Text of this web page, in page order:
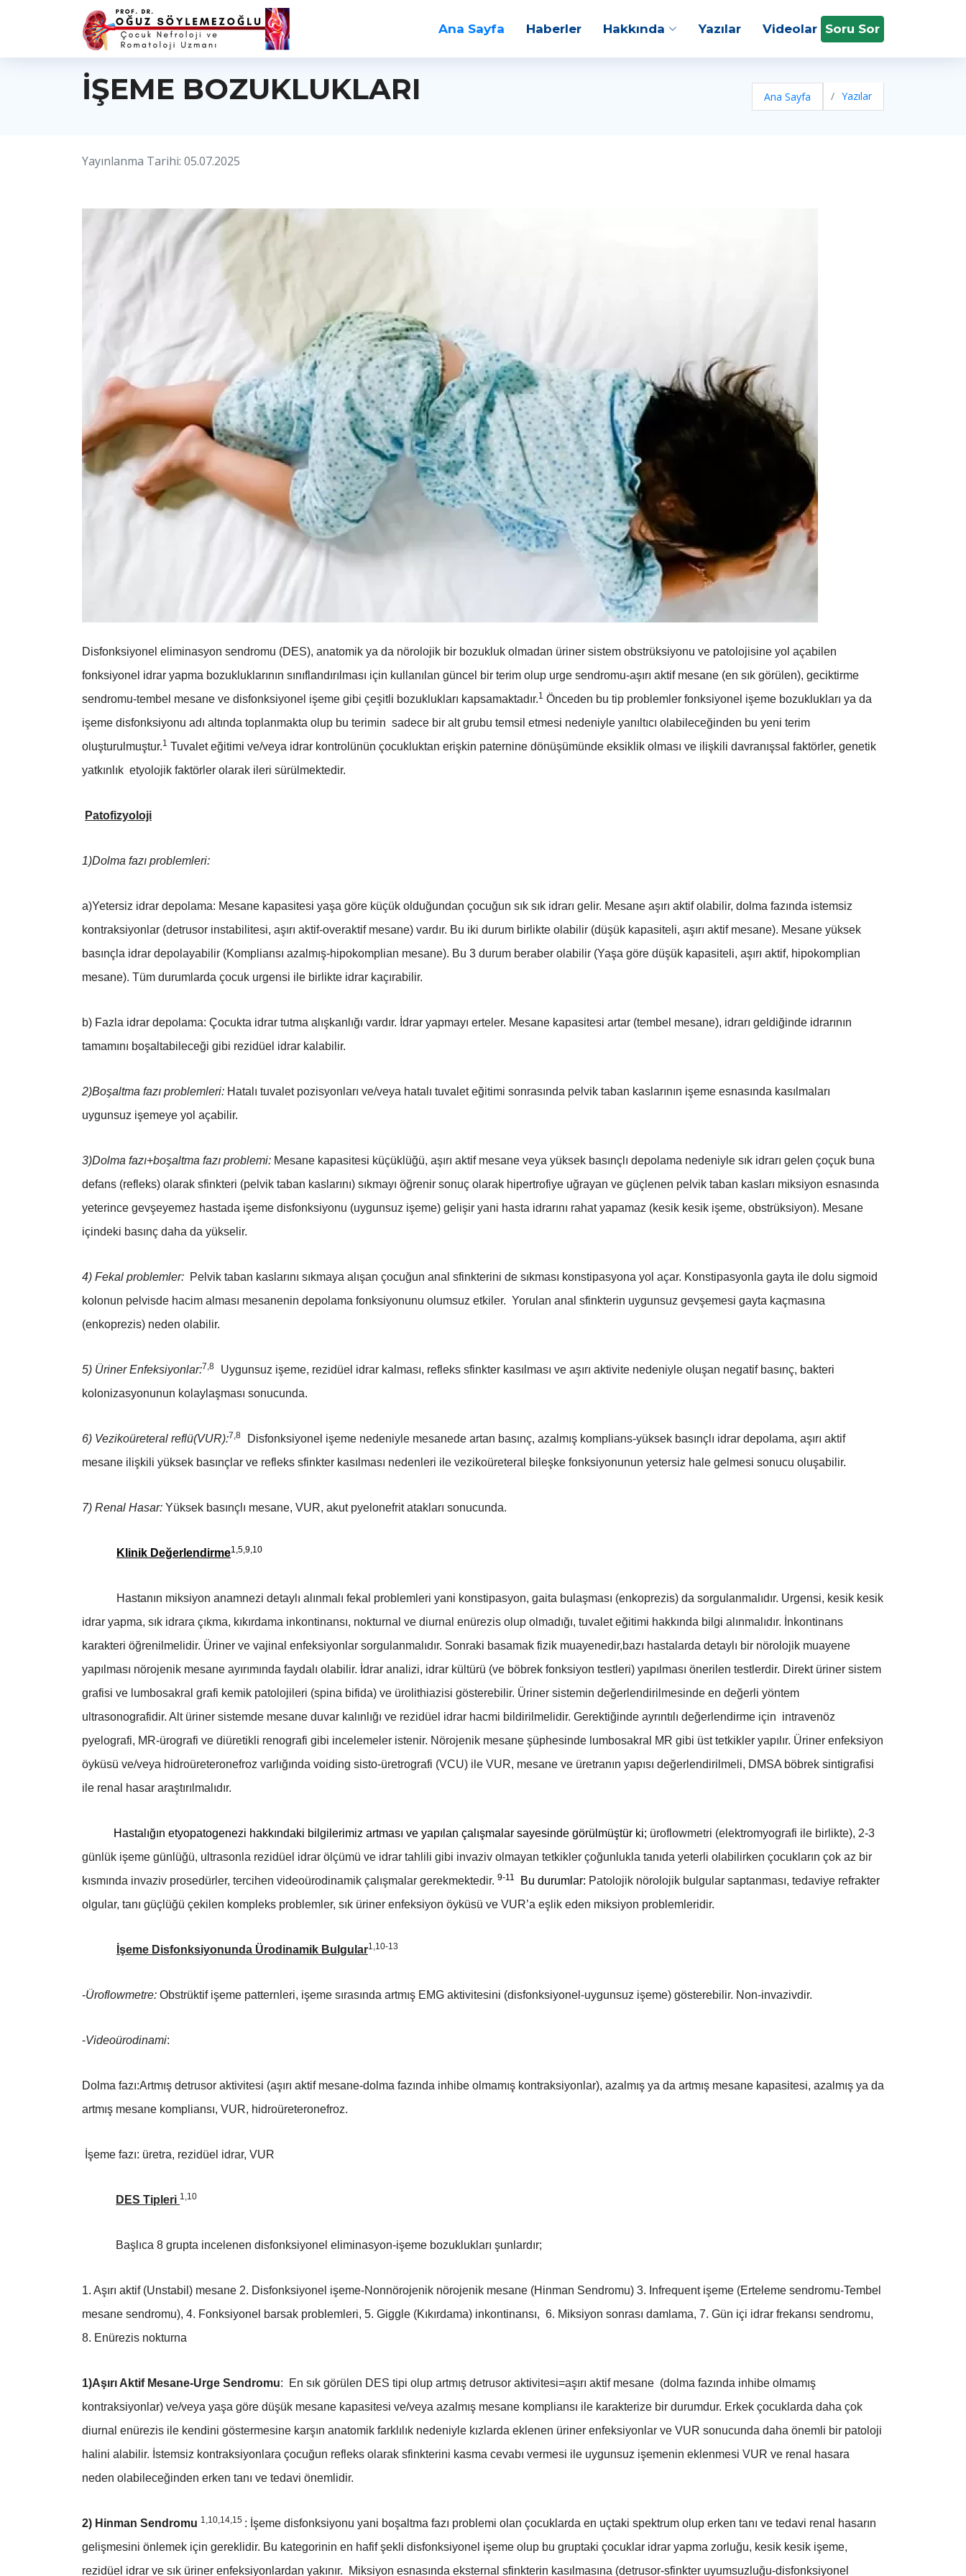
Ana Sayfa Haberler Hakkında Yazılar Videolar Soru Sor
İŞEME BOZUKLUKLARI Ana Sayfa Yazılar
Yayınlanma Tarihi: 05.07.2025
Disfonksiyonel eliminasyon sendromu (DES), anatomik ya da nörolojik bir bozukluk olmadan üriner sistem obstrüksiyonu ve patolojisine yol açabilen
fonksiyonel idrar yapma bozukluklarının sınıflandırılması için kullanılan güncel bir terim olup urge sendromu-aşırı aktif mesane (en sık görülen), geciktirme
sendromu-tembel mesane ve disfonksiyonel işeme gibi çeşitli bozuklukları kapsamaktadır.1 Önceden bu tip problemler fonksiyonel işeme bozuklukları ya da
işeme disfonksiyonu adı altında toplanmakta olup bu terimin sadece bir alt grubu temsil etmesi nedeniyle yanıltıcı olabileceğinden bu yeni terim
oluşturulmuştur.1 Tuvalet eğitimi ve/veya idrar kontrolünün çocukluktan erişkin paternine dönüşümünde eksiklik olması ve ilişkili davranışsal faktörler, genetik
yatkınlık etyolojik faktörler olarak ileri sürülmektedir.
Patofizyoloji
1)Dolma fazı problemleri:
a)Yetersiz idrar depolama: Mesane kapasitesi yaşa göre küçük olduğundan çocuğun sık sık idrarı gelir. Mesane aşırı aktif olabilir, dolma fazında istemsiz
kontraksiyonlar (detrusor instabilitesi, aşırı aktif-overaktif mesane) vardır. Bu iki durum birlikte olabilir (düşük kapasiteli, aşırı aktif mesane). Mesane yüksek
basınçla idrar depolayabilir (Kompliansı azalmış-hipokomplian mesane). Bu 3 durum beraber olabilir (Yaşa göre düşük kapasiteli, aşırı aktif, hipokomplian
mesane). Tüm durumlarda çocuk urgensi ile birlikte idrar kaçırabilir.
b) Fazla idrar depolama: Çocukta idrar tutma alışkanlığı vardır. İdrar yapmayı erteler. Mesane kapasitesi artar (tembel mesane), idrarı geldiğinde idrarının
tamamını boşaltabileceği gibi rezidüel idrar kalabilir.
2)Boşaltma fazı problemleri: Hatalı tuvalet pozisyonları ve/veya hatalı tuvalet eğitimi sonrasında pelvik taban kaslarının işeme esnasında kasılmaları
uygunsuz işemeye yol açabilir.
3)Dolma fazı+boşaltma fazı problemi: Mesane kapasitesi küçüklüğü, aşırı aktif mesane veya yüksek basınçlı depolama nedeniyle sık idrarı gelen çoçuk buna
defans (refleks) olarak sfinkteri (pelvik taban kaslarını) sıkmayı öğrenir sonuç olarak hipertrofiye uğrayan ve güçlenen pelvik taban kasları miksiyon esnasında
yeterince gevşeyemez hastada işeme disfonksiyonu (uygunsuz işeme) gelişir yani hasta idrarını rahat yapamaz (kesik kesik işeme, obstrüksiyon). Mesane
içindeki basınç daha da yükselir.
4) Fekal problemler: Pelvik taban kaslarını sıkmaya alışan çocuğun anal sfinkterini de sıkması konstipasyona yol açar. Konstipasyonla gayta ile dolu sigmoid
kolonun pelvisde hacim alması mesanenin depolama fonksiyonunu olumsuz etkiler. Yorulan anal sfinkterin uygunsuz gevşemesi gayta kaçmasına
(enkoprezis) neden olabilir.
5) Üriner Enfeksiyonlar:7,8 Uygunsuz işeme, rezidüel idrar kalması, refleks sfinkter kasılması ve aşırı aktivite nedeniyle oluşan negatif basınç, bakteri
kolonizasyonunun kolaylaşması sonucunda.
6) Vezikoüreteral reflü(VUR):7,8
Disfonksiyonel işeme nedeniyle mesanede artan basınç, azalmış komplians-yüksek basınçlı idrar depolama, aşırı aktif
mesane ilişkili yüksek basınçlar ve refleks sfinkter kasılması nedenleri ile vezikoüreteral bileşke fonksiyonunun yetersiz hale gelmesi sonucu oluşabilir.
7) Renal Hasar: Yüksek basınçlı mesane, VUR, akut pyelonefrit atakları sonucunda.
Klinik Değerlendirme1,5,9,10
Hastanın miksiyon anamnezi detaylı alınmalı fekal problemleri yani konstipasyon, gaita bulaşması (enkoprezis) da sorgulanmalıdır. Urgensi, kesik kesik
idrar yapma, sık idrara çıkma, kıkırdama inkontinansı, nokturnal ve diurnal enürezis olup olmadığı, tuvalet eğitimi hakkında bilgi alınmalıdır. İnkontinans
karakteri öğrenilmelidir. Üriner ve vajinal enfeksiyonlar sorgulanmalıdır. Sonraki basamak fizik muayenedir,bazı hastalarda detaylı bir nörolojik muayene
yapılması nörojenik mesane ayırımında faydalı olabilir. İdrar analizi, idrar kültürü (ve böbrek fonksiyon testleri) yapılması önerilen testlerdir. Direkt üriner sistem
grafisi ve lumbosakral grafi kemik patolojileri (spina bifida) ve ürolithiazisi gösterebilir. Üriner sistemin değerlendirilmesinde en değerli yöntem
ultrasonografidir. Alt üriner sistemde mesane duvar kalınlığı ve rezidüel idrar hacmi bildirilmelidir. Gerektiğinde ayrıntılı değerlendirme için intravenöz
pyelografi, MR-ürografi ve diüretikli renografi gibi incelemeler istenir. Nörojenik mesane şüphesinde lumbosakral MR gibi üst tetkikler yapılır. Üriner enfeksiyon
öyküsü ve/veya hidroüreteronefroz varlığında voiding sisto-üretrografi (VCU) ile VUR, mesane ve üretranın yapısı değerlendirilmeli, DMSA böbrek sintigrafisi
ile renal hasar araştırılmalıdır.
Hastalığın etyopatogenezi hakkındaki bilgilerimiz artması ve yapılan çalışmalar sayesinde görülmüştür ki; üroflowmetri (elektromyografi ile birlikte), 2-3
günlük işeme günlüğü, ultrasonla rezidüel idrar ölçümü ve idrar tahlili gibi invaziv olmayan tetkikler çoğunlukla tanıda yeterli olabilirken çocukların çok az bir
kısmında invaziv prosedürler, tercihen videoürodinamik çalışmalar gerekmektedir. 9-11 Bu durumlar: Patolojik nörolojik bulgular saptanması, tedaviye refrakter
olgular, tanı güçlüğü çekilen kompleks problemler, sık üriner enfeksiyon öyküsü ve VUR’a eşlik eden miksiyon problemleridir.
İşeme Disfonksiyonunda Ürodinamik Bulgular1,10-13
-Üroflowmetre: Obstrüktif işeme patternleri, işeme sırasında artmış EMG aktivitesini (disfonksiyonel-uygunsuz işeme) gösterebilir. Non-invazivdir.
-Videoürodinami:
Dolma fazı:Artmış detrusor aktivitesi (aşırı aktif mesane-dolma fazında inhibe olmamış kontraksiyonlar), azalmış ya da artmış mesane kapasitesi, azalmış ya da
artmış mesane kompliansı, VUR, hidroüreteronefroz.
İşeme fazı: üretra, rezidüel idrar, VUR
DES Tipleri 1,10
Başlıca 8 grupta incelenen disfonksiyonel eliminasyon-işeme bozuklukları şunlardır;
1. Aşırı aktif (Unstabil) mesane 2. Disfonksiyonel işeme-Nonnörojenik nörojenik mesane (Hinman Sendromu) 3. Infrequent işeme (Erteleme sendromu-Tembel
mesane sendromu), 4. Fonksiyonel barsak problemleri, 5. Giggle (Kıkırdama) inkontinansı, 6. Miksiyon sonrası damlama, 7. Gün içi idrar frekansı sendromu,
8. Enürezis nokturna
1)Aşırı Aktif Mesane-Urge Sendromu:
En sık görülen DES tipi olup artmış detrusor aktivitesi=aşırı aktif mesane (dolma fazında inhibe olmamış
kontraksiyonlar) ve/veya yaşa göre düşük mesane kapasitesi ve/veya azalmış mesane kompliansı ile karakterize bir durumdur. Erkek çocuklarda daha çok
diurnal enürezis ile kendini göstermesine karşın anatomik farklılık nedeniyle kızlarda eklenen üriner enfeksiyonlar ve VUR sonucunda daha önemli bir patoloji
halini alabilir. İstemsiz kontraksiyonlara çocuğun refleks olarak sfinkterini kasma cevabı vermesi ile uygunsuz işemenin eklenmesi VUR ve renal hasara
neden olabileceğinden erken tanı ve tedavi önemlidir.
2) Hinman Sendromu 1,10,14,15 : İşeme disfonksiyonu yani boşaltma fazı problemi olan çocuklarda en uçtaki spektrum olup erken tanı ve tedavi renal hasarın
gelişmesini önlemek için gereklidir. Bu kategorinin en hafif şekli disfonksiyonel işeme olup bu gruptaki çocuklar idrar yapma zorluğu, kesik kesik işeme,
rezidüel idrar ve sık üriner enfeksiyonlardan yakınır. Miksiyon esnasında eksternal sfinkterin kasılmasına (detrusor-sfinkter uyumsuzluğu-disfonksiyonel